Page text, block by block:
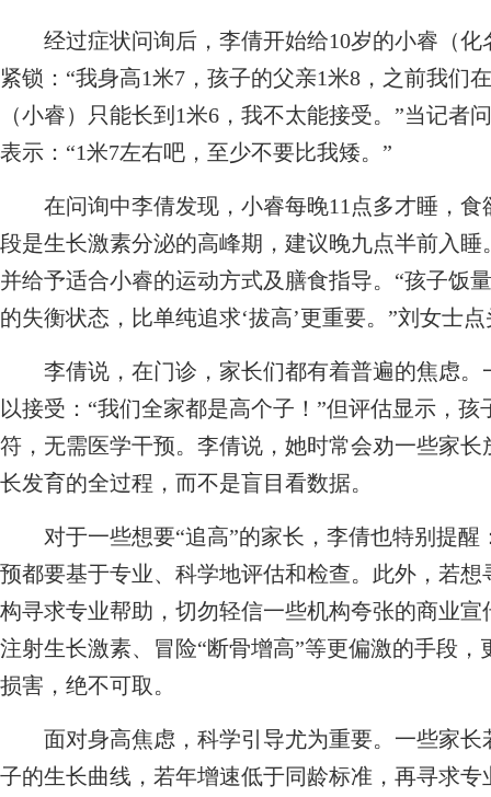
经过症状问询后，李倩开始给10岁的小睿（化
紧锁：“我身高1米7，孩子的父亲1米8，之前我们
（小睿）只能长到1米6，我不太能接受。”当记者
表示：“1米7左右吧，至少不要比我矮。”
在问询中李倩发现，小睿每晚11点多才睡，食
段是生长激素分泌的高峰期，建议晚九点半前入
并给予适合小睿的运动方式及膳食指导。“孩子饭
的失衡状态，比单纯追求‘拔高’更重要。”刘女士
李倩说，在门诊，家长们都有着普遍的焦虑。
以接受：“我们全家都是高个子！”但评估显示，
符，无需医学干预。李倩说，她时常会劝一些家
长发育的全过程，而不是盲目看数据。
对于一些想要“追高”的家长，李倩也特别提醒
预都要基于专业、科学地评估和检查。此外，若
构寻求专业帮助，切勿轻信一些机构夸张的商业
注射生长激素、冒险“断骨增高”等更偏激的手段
损害，绝不可取。
面对身高焦虑，科学引导尤为重要。一些家长
子的生长曲线，若年增速低于同龄标准，再寻求